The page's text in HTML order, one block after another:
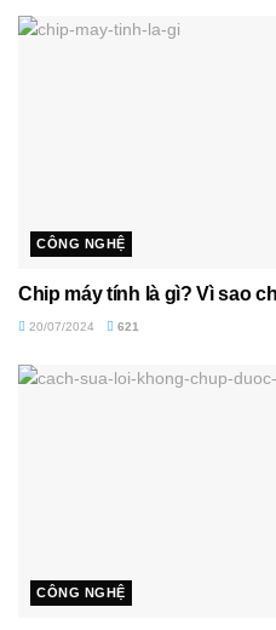
CÔNG NGHỆ
Chip máy tính là gì? Vì sao
20/07/2024 621
CÔNG NGHỆ